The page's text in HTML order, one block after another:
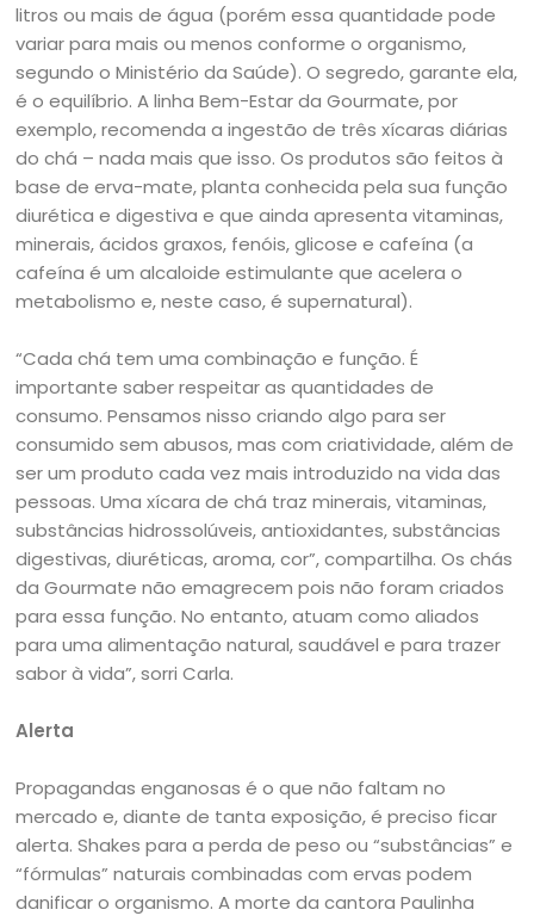
litros ou mais de água (porém essa quantidade pode
variar para mais ou menos conforme o organismo,
segundo o Ministério da Saúde). O segredo, garante ela,
é o equilíbrio. A linha Bem-Estar da Gourmate, por
exemplo, recomenda a ingestão de três xícaras diárias
do chá – nada mais que isso. Os produtos são feitos à
base de erva-mate, planta conhecida pela sua função
diurética e digestiva e que ainda apresenta vitaminas,
minerais, ácidos graxos, fenóis, glicose e cafeína (a
cafeína é um alcaloide estimulante que acelera o
metabolismo e, neste caso, é supernatural).
“Cada chá tem uma combinação e função. É
importante saber respeitar as quantidades de
consumo. Pensamos nisso criando algo para ser
consumido sem abusos, mas com criatividade, além de
ser um produto cada vez mais introduzido na vida das
pessoas. Uma xícara de chá traz minerais, vitaminas,
substâncias hidrossolúveis, antioxidantes, substâncias
digestivas, diuréticas, aroma, cor”, compartilha. Os chás
da Gourmate não emagrecem pois não foram criados
para essa função. No entanto, atuam como aliados
para uma alimentação natural, saudável e para trazer
sabor à vida”, sorri Carla.
Alerta
Propagandas enganosas é o que não faltam no
mercado e, diante de tanta exposição, é preciso ficar
alerta. Shakes para a perda de peso ou “substâncias” e
“fórmulas” naturais combinadas com ervas podem
danificar o organismo. A morte da cantora Paulinha